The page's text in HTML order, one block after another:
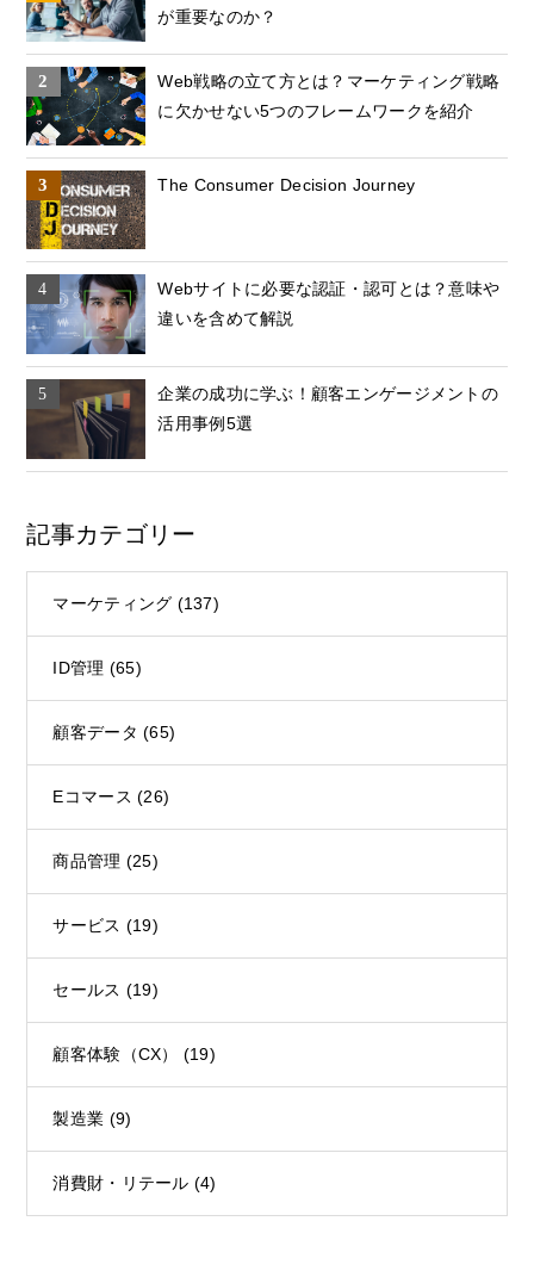
が重要なのか？
Web戦略の立て方とは？マーケティング戦略
に欠かせない5つのフレームワークを紹介
The Consumer Decision Journey
Webサイトに必要な認証・認可とは？意味や
違いを含めて解説
企業の成功に学ぶ！顧客エンゲージメントの
活用事例5選
記事カテゴリー
マーケティング (137)
ID管理 (65)
顧客データ(65)
Eコマース(26)
商品管理 (25)
サービス (19)
セールス (19)
顧客体験（CX） (19)
製造業 (9)
消費財・リテール (4)